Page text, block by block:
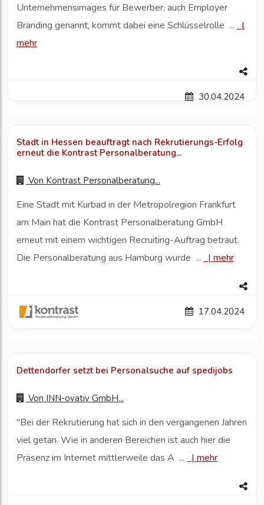
Unternehmensimages für Bewerber, auch Employer
Branding genannt, kommt dabei eine Schlüsselrolle ...
|
mehr
30.04.2024
Stadt in Hessen beauftragt nach Rekrutierungs-Erfolg
erneut die Kontrast Personalberatung...
Von Kontrast Personalberatung...
Eine Stadt mit Kurbad in der Metropolregion Frankfurt
am Main hat die Kontrast Personalberatung GmbH
erneut mit einem wichtigen Recruiting-Auftrag betraut.
Die Personalberatung aus Hamburg wurde ...
| mehr
17.04.2024
Dettendorfer setzt bei Personalsuche auf spedijobs
Von INN-ovativ GmbH...
"Bei der Rekrutierung hat sich in den vergangenen Jahren
viel getan. Wie in anderen Bereichen ist auch hier die
Präsenz im Internet mittlerweile das A ...
| mehr